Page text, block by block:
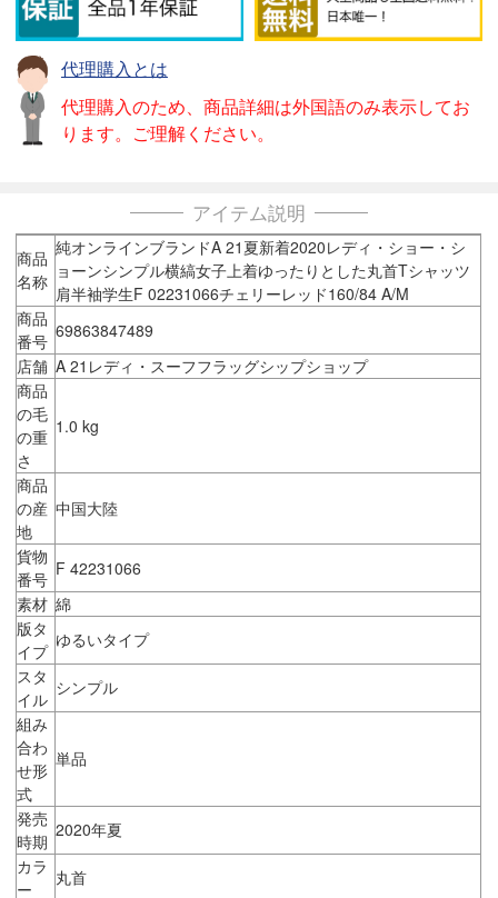
代理購入とは
代理購入のため、商品詳細は外国語のみ表示してお
ります。ご理解ください。
アイテム説明
商品
名称
純オンラインブランドA 21夏新着2020レディ・ショー・シ
ョーンシンプル横縞女子上着ゆったりとした丸首Tシャッツ
肩半袖学生F 02231066チェリーレッド160/84 A/M
商品
番号 69863847489
店舗 A 21レディ・スーフフラッグシップショップ
商品
の毛
の重
さ
1.0 kg
商品
の産
地
中国大陸
貨物
番号 F 42231066
素材 綿
版タ
イプ
ゆるいタイプ
スタ
イル
シンプル
組み
合わ
せ形
式
単品
発売
時期
2020年夏
カラ
ー
丸首